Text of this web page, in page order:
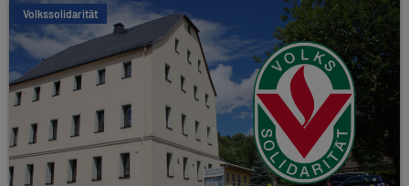
Volkssolidarität